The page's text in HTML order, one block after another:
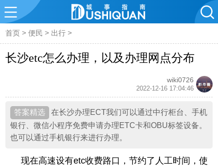
首页 >便民 > 出行 >
长沙etc怎么办理，以及办理网点分布
wiki0726
2022-12-16 17:04:46
在长沙办理ECT我们可以通过中行柜台、手机
银行、微信小程序免费申请办理ETC卡和OBU标签设备。
也可以通过手机银行来进行办理。
现在高速设有etc收费路口，节约了人工时间，使